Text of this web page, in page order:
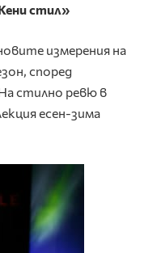
стил»
измерения на
според
стилно ревю в
есен-зима